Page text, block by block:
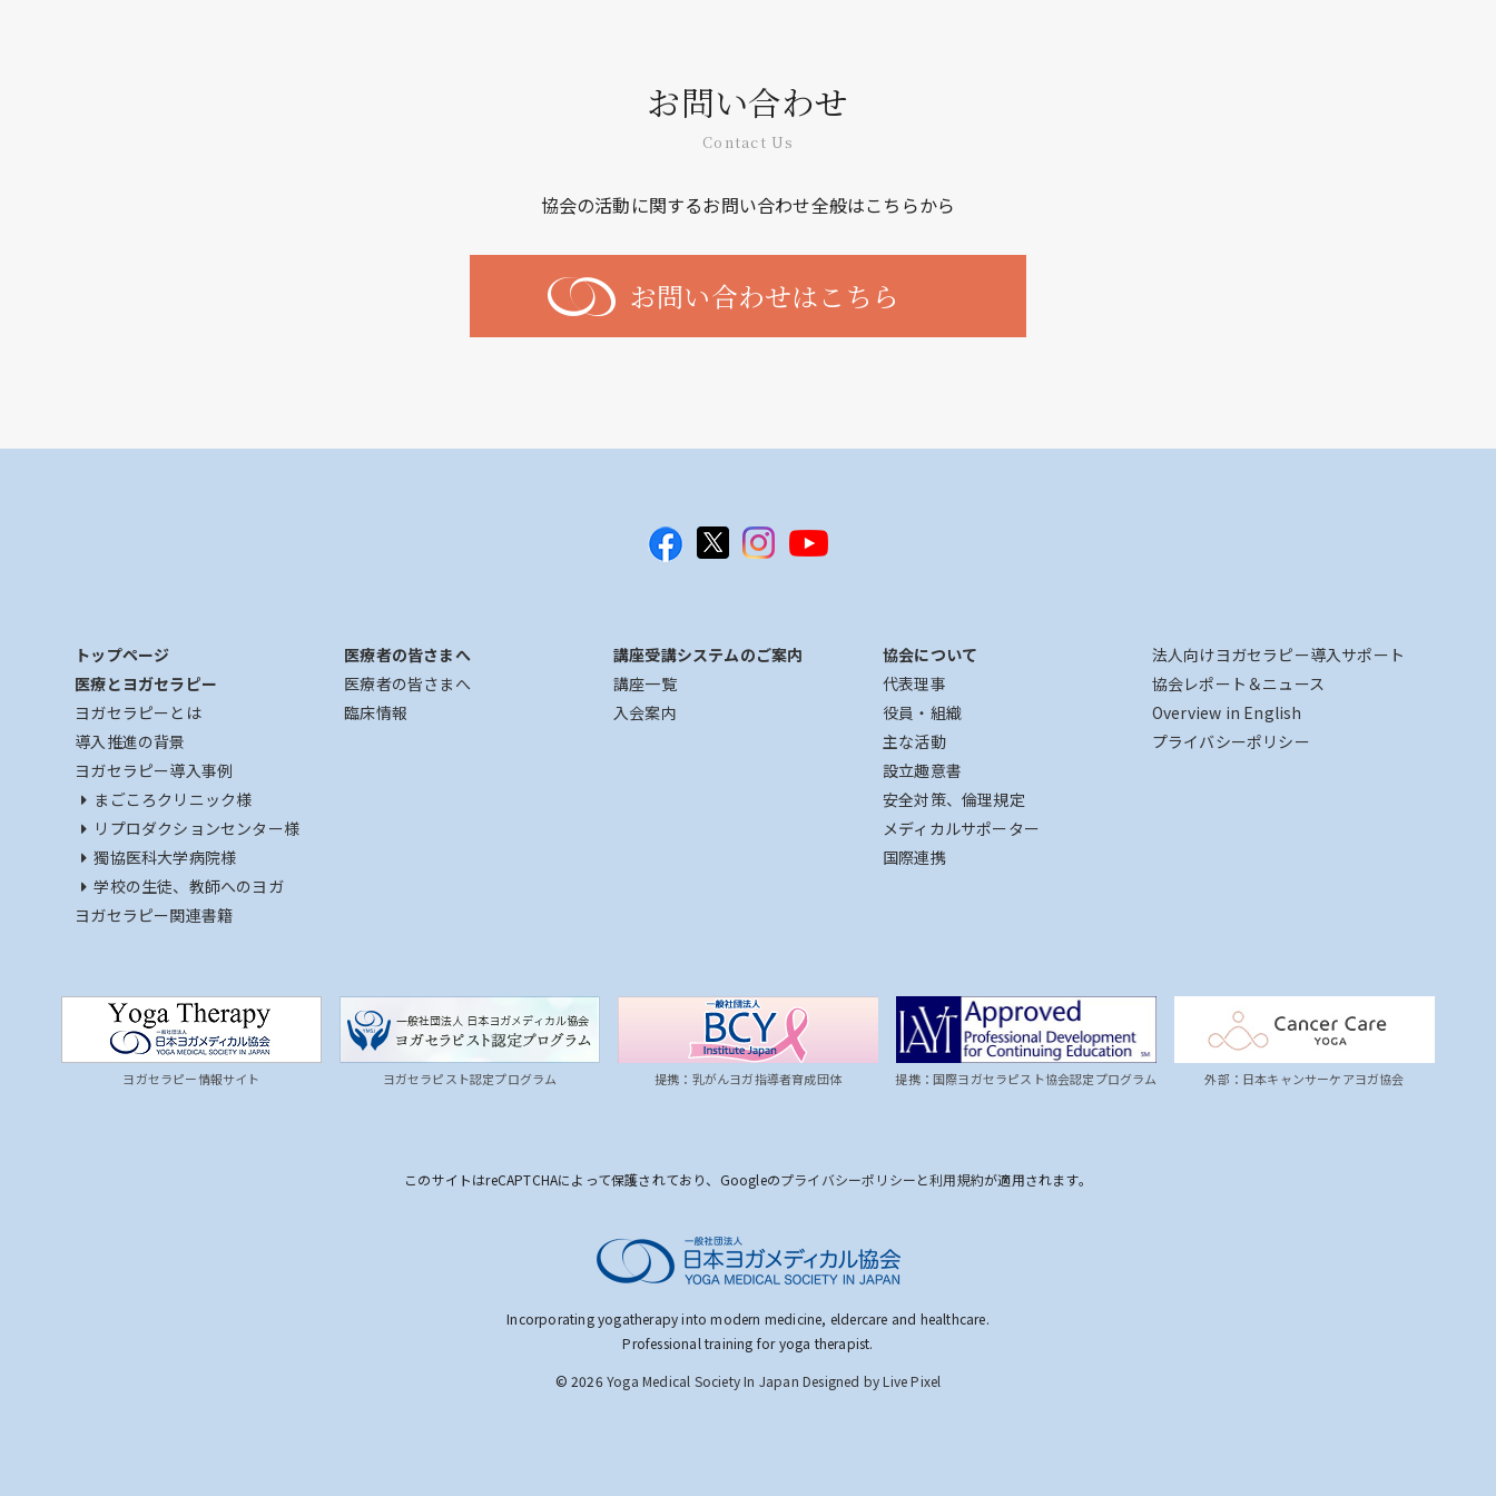
お問い合わせ
Contact Us
協会の活動に関するお問い合わせ全般はこちらから
お問い合わせはこちら
トップページ
医療とヨガセラピー
ヨガセラピーとは
導入推進の背景
ヨガセラピー導入事例
まごころクリニック様
リプロダクションセンター様
獨協医科大学病院様
学校の生徒、教師へのヨガ
ヨガセラピー関連書籍
医療者の皆さまへ
医療者の皆さまへ
臨床情報
講座受講システムのご案内
講座一覧
入会案内
協会について
代表理事
役員・組織
主な活動
設立趣意書
安全対策、倫理規定
メディカルサポーター
国際連携
法人向けヨガセラピー導入サポート
協会レポート＆ニュース
Overview in English
プライバシーポリシー
ヨガセラピー情報サイト ヨガセラピスト認定プログラム 提携：乳がんヨガ指導者育成団体 提携：国際ヨガセラピスト協会認定プログラム 外部：日本キャンサーケアヨガ協会
このサイトはreCAPTCHAによって保護されており、Googleのプライバシーポリシーと利用規約が適用されます。
Incorporating yogatherapy into modern medicine, eldercare and healthcare.
Professional training for yoga therapist.
© 2026 Yoga Medical Society In Japan Designed by Live Pixel